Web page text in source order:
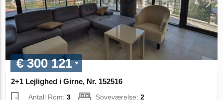
€ 300 121
2+1 Lejlighed i Girne, Nr. 152516
Antall Rom:3 Soveværelse:2